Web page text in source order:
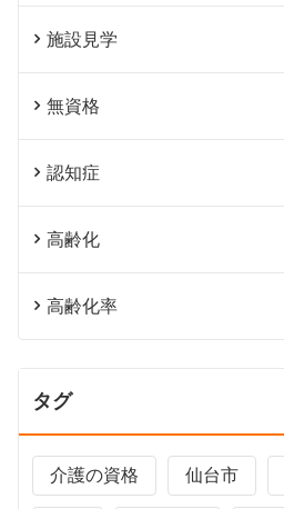
施設見学
無資格
認知症
高齢化
高齢化率
タグ
介護の資格 仙台市